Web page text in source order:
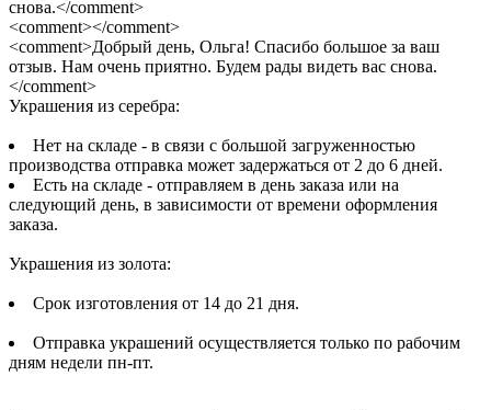
снова.</comment>
<comment></comment>
<comment>Добрый день, Ольга! Спасибо большое за ваш
отзыв. Нам очень приятно. Будем рады видеть вас снова.
</comment>
Украшения из серебра:
Нет на складе - в связи с большой загруженностью
производства отправка может задержаться от 2 до 6 дней.
Есть на складе - отправляем в день заказа или на
следующий день, в зависимости от времени оформления
заказа.
Украшения из золота:
Срок изготовления от 14 до 21 дня.
Отправка украшений осуществляется только по рабочим
дням недели пн-пт.